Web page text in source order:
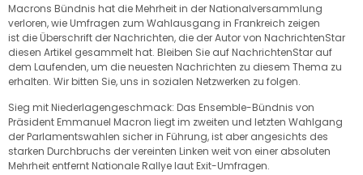
Macrons Bündnis hat die Mehrheit in der Nationalversammlung
verloren, wie Umfragen zum Wahlausgang in Frankreich zeigen
ist die Überschrift der Nachrichten, die der Autor von NachrichtenStar
diesen Artikel gesammelt hat. Bleiben Sie auf NachrichtenStar auf
dem Laufenden, um die neuesten Nachrichten zu diesem Thema zu
erhalten. Wir bitten Sie, uns in sozialen Netzwerken zu folgen.
Sieg mit Niederlagengeschmack: Das Ensemble-Bündnis von
Präsident Emmanuel Macron liegt im zweiten und letzten Wahlgang
der Parlamentswahlen sicher in Führung, ist aber angesichts des
starken Durchbruchs der vereinten Linken weit von einer absoluten
Mehrheit entfernt Nationale Rallye laut Exit-Umfragen.